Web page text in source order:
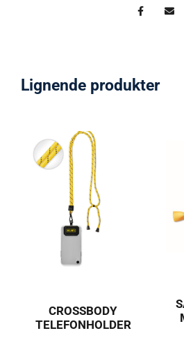
Lignende produkter
CROSSBODY
TELEFONHOLDER